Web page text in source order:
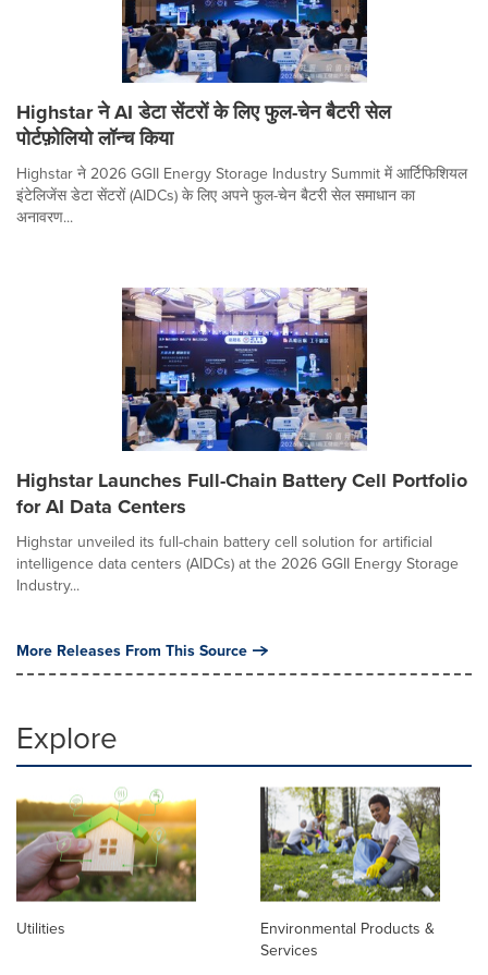
Highstar ने AI डेटा सेंटरों के लिए फुल-चेन बैटरी सेल
पोर्टफ़ोलियो लॉन्च किया
Highstar ने 2026 GGII Energy Storage Industry Summit में आर्टिफिशियल
इंटेलिजेंस डेटा सेंटरों (AIDCs) के लिए अपने फुल-चेन बैटरी सेल समाधान का
अनावरण...
Highstar Launches Full-Chain Battery Cell Portfolio
for AI Data Centers
Highstar unveiled its full-chain battery cell solution for artificial
intelligence data centers (AIDCs) at the 2026 GGII Energy Storage
Industry...
More Releases From This Source
Explore
Utilities
Environmental Products &
Services